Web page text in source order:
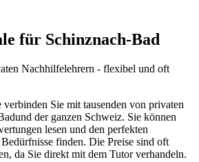
für Schinznach-Bad
Nachhilfelehrern - flexibel und oft
Sie mit tausenden von privaten
und der ganzen Schweiz. Sie können
lesen und den perfekten
finden. Die Preise sind oft
da Sie direkt mit dem Tutor verhandeln.